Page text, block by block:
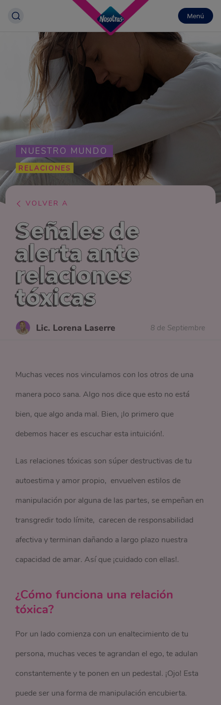
Menú
NUESTRO MUNDO
RELACIONES
VOLVER A
Señales de
alerta ante
relaciones
tóxicas
Lic. Lorena Laserre 8 de Septiembre
Muchas veces nos vinculamos con los otros de una
manera poco sana. Algo nos dice que esto no está
bien, que algo anda mal. Bien, ¡lo primero que
debemos hacer es escuchar esta intuición!.
Las relaciones tóxicas son súper destructivas de tu
autoestima y amor propio, envuelven estilos de
manipulación por alguna de las partes, se empeñan en
transgredir todo límite, carecen de responsabilidad
afectiva y terminan dañando a largo plazo nuestra
capacidad de amar. Así que ¡cuidado con ellas!.
¿Cómo funciona una relación
tóxica?
Por un lado comienza con un enaltecimiento de tu
persona, muchas veces te agrandan el ego, te adulan
constantemente y te ponen en un pedestal. ¡Ojo! Esta
puede ser una forma de manipulación encubierta.